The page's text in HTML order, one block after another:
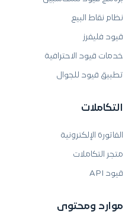
نظام نقاط البيع
قيود فليفرز
خدمات قيود الاحترافية
تطبيق قيود للجوال
التكاملات
الفاتورة الإلكترونية
متجر التكاملات
قيود API
موارد ومحتوى